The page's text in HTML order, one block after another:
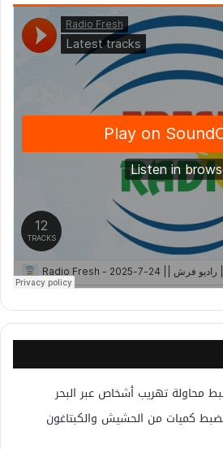
محاولة تهريب أشخاص عبر البحر
كميات من الحشيش والكبتاغون